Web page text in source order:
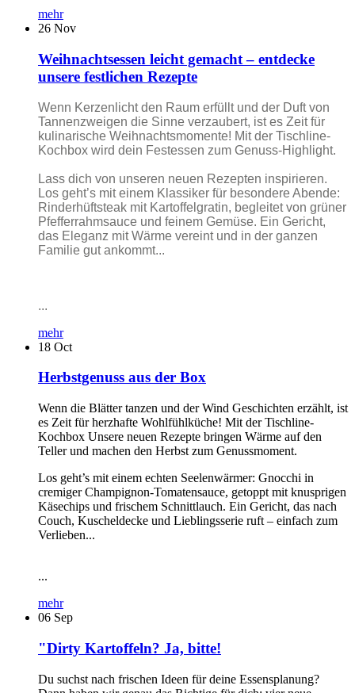
mehr
26 Nov
Weihnachtsessen leicht gemacht – entdecke
unsere festlichen Rezepte
Wenn Kerzenlicht den Raum erfüllt und der Duft von
Tannenzweigen die Sinne verzaubert, ist es Zeit für
kulinarische Weihnachtsmomente! Mit der Tischline-
Kochbox wird dein Festessen zum Genuss-Highlight.
Lass dich von unseren neuen Rezepten inspirieren.
Los geht’s mit einem Klassiker für besondere Abende:
Rinderhüftsteak mit Kartoffelgratin, begleitet von grüner
Pfefferrahmsauce und feinem Gemüse. Ein Gericht,
das Eleganz mit Wärme vereint und in der ganzen
Familie gut ankommt...
...
mehr
18 Oct
Herbstgenuss aus der Box
Wenn die Blätter tanzen und der Wind Geschichten erzählt, ist
es Zeit für herzhafte Wohlfühlküche! Mit der Tischline-
Kochbox Unsere neuen Rezepte bringen Wärme auf den
Teller und machen den Herbst zum Genussmoment.
Los geht’s mit einem echten Seelenwärmer: Gnocchi in
cremiger Champignon-Tomatensauce, getoppt mit knusprigen
Käsechips und frischem Schnittlauch. Ein Gericht, das nach
Couch, Kuscheldecke und Lieblingsserie ruft – einfach zum
Verlieben...
...
mehr
06 Sep
"Dirty Kartoffeln? Ja, bitte!
Du suchst nach frischen Ideen für deine Essensplanung?